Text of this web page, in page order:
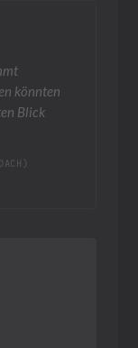
könnten
Blick